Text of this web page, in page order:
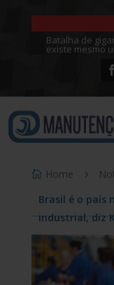
Batalha de
existe mesmo
Home
Brasil é o país
industrial, diz